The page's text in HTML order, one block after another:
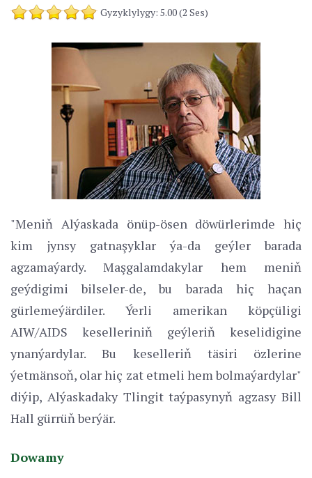
Gyzyklylygy: 5.00 (2 Ses)
"Meniň Alýaskada önüp-ösen döwürlerimde hiç
kim jynsy gatnaşyklar ýa-da geýler barada
agzamaýardy. Maşgalamdakylar hem meniň
geýdigimi bilseler-de, bu barada hiç haçan
gürlemeýärdiler. Ýerli amerikan köpçüligi
AIW/AIDS keselleriniň geýleriň keselidigine
ynanýardylar. Bu keselleriň täsiri özlerine
ýetmänsoň, olar hiç zat etmeli hem bolmaýardylar"
diýip, Alýaskadaky Tlingit taýpasynyň agzasy Bill
Hall gürrüň berýär.
Dowamy